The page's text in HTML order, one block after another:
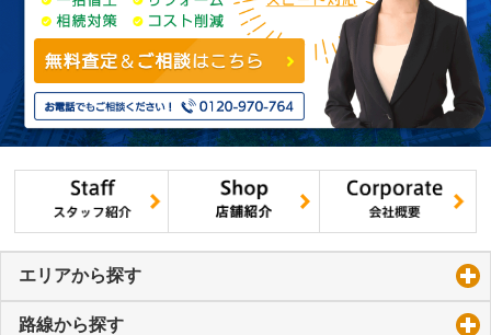
エリアから探す
路線から探す